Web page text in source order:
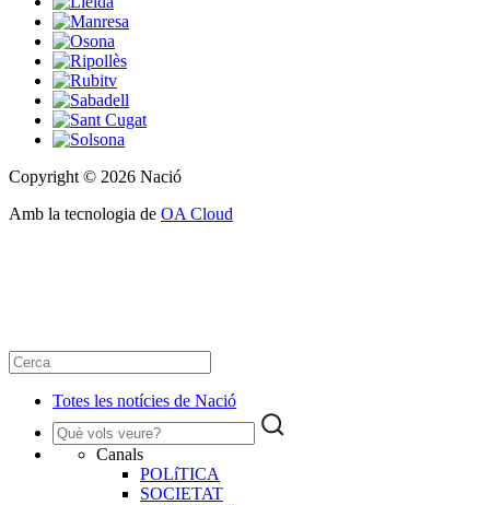
Copyright © 2026 Nació
Amb la tecnologia de OA Cloud
Totes les notícies de Nació
Canals
POLíTICA
SOCIETAT